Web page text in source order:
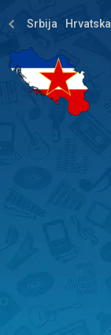
Srbija Hrvatska